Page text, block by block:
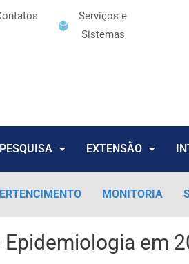
Serviços e
Sistemas
PESQUISA EXTENSÃO
MONITORIA
em